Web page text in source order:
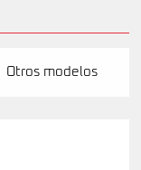
Otros modelos